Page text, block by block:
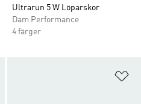
Ultrarun 5 W Löparskor
Dam Performance
4 färger